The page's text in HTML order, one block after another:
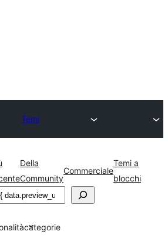
Temi
Della
Community
Commerciale
Temi a
blocchi
categorie